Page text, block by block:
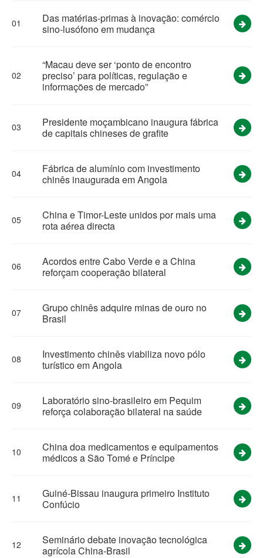
01
Das matérias-primas à inovação: comércio
sino-lusófono em mudança
02
“Macau deve ser ‘ponto de encontro
preciso’ para políticas, regulação e
informações de mercado”
03
Presidente moçambicano inaugura fábrica
de capitais chineses de grafite
04
Fábrica de alumínio com investimento
chinês inaugurada em Angola
05
China e Timor-Leste unidos por mais uma
rota aérea directa
06
Acordos entre Cabo Verde e a China
reforçam cooperação bilateral
07
Grupo chinês adquire minas de ouro no
Brasil
08
Investimento chinês viabiliza novo pólo
turístico em Angola
09
Laboratório sino-brasileiro em Pequim
reforça colaboração bilateral na saúde
10
China doa medicamentos e equipamentos
médicos a São Tomé e Príncipe
11
Guiné-Bissau inaugura primeiro Instituto
Confúcio
12
Seminário debate inovação tecnológica
agrícola China-Brasil